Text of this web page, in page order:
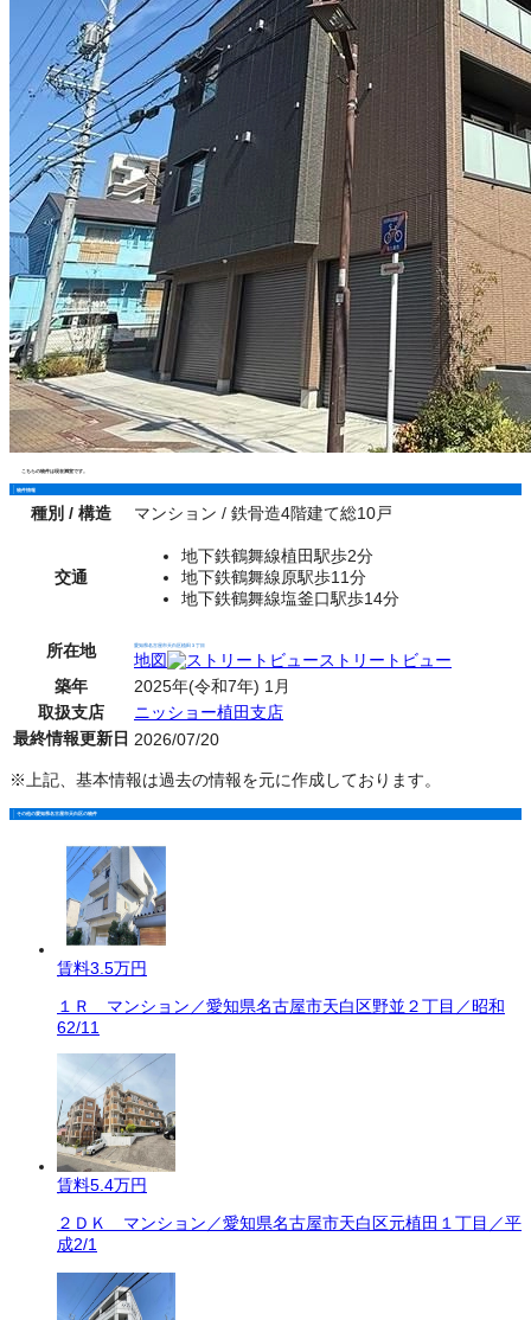
こちらの物件は現在満室です。
物件情報
種別 / 構造 マンション / 鉄骨造4階建て総10戸
交通
地下鉄鶴舞線植田駅歩2分
地下鉄鶴舞線原駅歩11分
地下鉄鶴舞線塩釜口駅歩14分
所在地 愛知県名古屋市天白区植田３丁目
地図
ストリートビュー
築年
2025年(令和7年) 1月
取扱支店
ニッショー植田支店
最終情報更新日 2026/07/20
※上記、基本情報は過去の情報を元に作成しております。
その他の愛知県名古屋市天白区の物件
賃料3.5万円
１Ｒ マンション／愛知県名古屋市天白区野並２丁目／昭和
62/11
賃料5.4万円
２ＤＫ マンション／愛知県名古屋市天白区元植田１丁目／平
成2/1